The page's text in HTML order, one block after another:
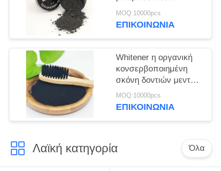
λαμπρύνουν τη σκόνη
30g για το βασικό
MOQ:10000pcs
ΕΠΙΚΟΙΝΩΝΊΑ
Whitener η οργανική
κονσερβοποιημένη
σκόνη δοντιών μεντών
αφαιρεί τους λεκέδες
30g πινακίδων
MOQ:10000pcs
ΕΠΙΚΟΙΝΩΝΊΑ
Λαϊκή κατηγορία Όλα